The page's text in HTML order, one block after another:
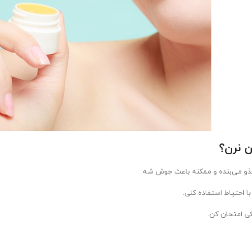
نرن؟
می‌بنده و ممکنه باعث جوش شه.
با احتیاط استفاده کنی.
امتحان کن.